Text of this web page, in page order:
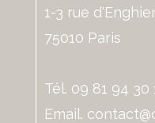
1-3 rue
75010 Paris
Tél. 09 81 94 30
Email.